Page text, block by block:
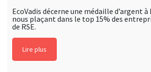
EcoVadis décerne une médaille d’argent à
nous plaçant dans le top 15% des
de RSE.
Lire plus